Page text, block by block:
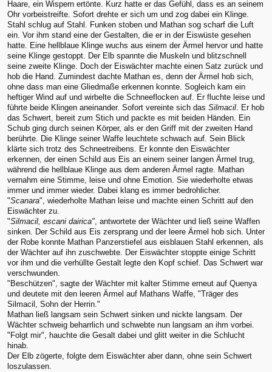
Haare, ein Wispern ertönte. Kurz hatte er das Gefühl, dass es an seinem
Ohr vorbeistreifte. Sofort drehte er sich um und zog dabei ein Klinge.
Stahl schlug auf Stahl. Funken stoben und Mathan sog scharf die Luft
ein. Vor ihm stand eine der Gestalten, die er in der Eiswüste gesehen
hatte. Eine hellblaue Klinge wuchs aus einem der Ärmel hervor und hatte
seine Klinge gestoppt. Der Elb spannte die Muskeln und blitzschnell
seine zweite Klinge. Doch der Eiswächter machte einen Satz zurück und
hob die Hand. Zumindest dachte Mathan es, denn der Ärmel hob sich,
ohne dass man eine Gliedmaße erkennen konnte. Sogleich kam ein
heftiger Wind auf und wirbelte die Schneeflocken auf. Er fluchte leise und
führte beide Klingen aneinander. Sofort vereinte sich das Silmacil. Er hob
das Schwert, bereit zum Stich und packte es mit beiden Händen. Ein
Schub ging durch seinen Körper, als er den Griff mit der zweiten Hand
berührte. Die Klinge seiner Waffe leuchtete schwach auf. Sein Blick
klärte sich trotz des Schneetreibens. Er konnte den Eiswächter
erkennen, der einen Schild aus Eis an einem seiner langen Ärmel trug,
während die hellblaue Klinge aus dem anderen Ärmel ragte. Mathan
vernahm eine Stimme, leise und ohne Emotion. Sie wiederholte etwas
immer und immer wieder. Dabei klang es immer bedrohlicher.
"Scanara", wiederholte Mathan leise und machte einen Schritt auf den
Eiswächter zu.
"Silmacil, escani dairica", antwortete der Wächter und ließ seine Waffen
sinken. Der Schild aus Eis zersprang und der leere Ärmel hob sich. Unter
der Robe konnte Mathan Panzerstiefel aus eisblauen Stahl erkennen, als
der Wächter auf ihn zuschwebte. Der Eiswächter stoppte einige Schritt
vor ihm und die verhüllte Gestalt legte den Kopf schief. Das Schwert war
verschwunden.
"Beschützen", sagte der Wächter mit kalter Stimme erneut auf Quenya
und deutete mit den leeren Ärmel auf Mathans Waffe, "Träger des
Silmacil, Sohn der Herrin."
Mathan ließ langsam sein Schwert sinken und nickte langsam. Der
Wächter schweig beharrlich und schwebte nun langsam an ihm vorbei.
"Folgt mir", hauchte die Gesalt dabei und glitt weiter in die Schlucht
hinab.
Der Elb zögerte, folgte dem Eiswächter aber dann, ohne sein Schwert
loszulassen.